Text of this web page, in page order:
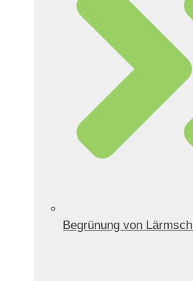
Begrünung von